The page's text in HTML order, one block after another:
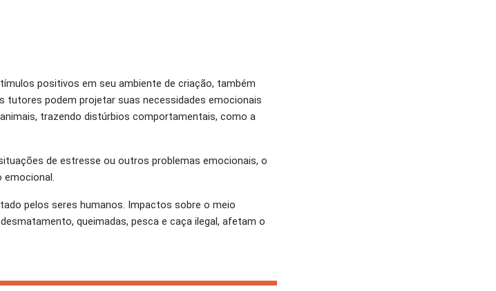
positivos em seu ambiente de criação, também
tutores podem projetar suas necessidades emocionais
trazendo distúrbios comportamentais, como a
de estresse ou outros problemas emocionais, o
emocional.
pelos seres humanos. Impactos sobre o meio
queimadas, pesca e caça ilegal, afetam o